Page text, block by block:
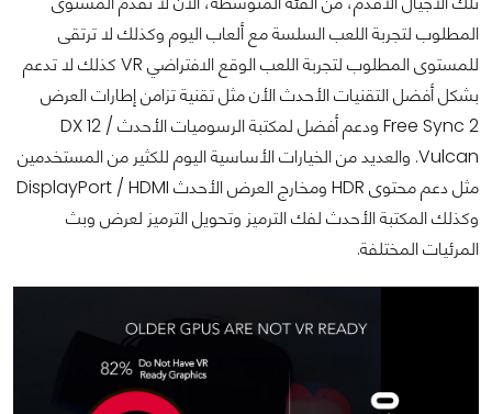
المطلوب لتجربة اللعب السلسة مع ألعاب اليوم وكذلك لا ترتقى
للمستوى المطلوب لتجربة اللعب الوقع الافتراضي VR كذلك لا تدعم
بشكل أفضل التقنيات الأحدث الأن مثل تقنية تزامن إطارات العرض
Free Sync 2 ودعم أفضل لمكتبة الرسوميات الأحدث DX 12 /
Vulcan. والعديد من الخيارات الأساسية اليوم للكثير من المستخدمين
مثل دعم محتوى HDR ومخارج العرض الأحدث DisplayPort / HDMI
وكذلك المكتبة الأحدث لفك الترميز وتحويل الترميز لعرض وبث
المرئيات المختلفة.